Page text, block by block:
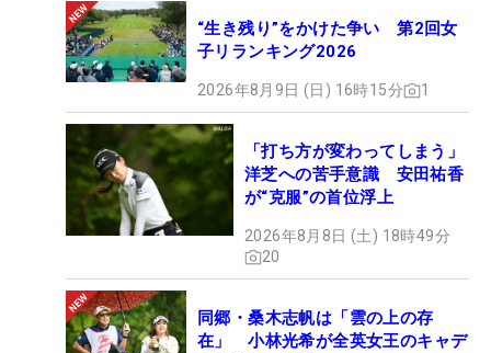
“生き残り”をかけた争い 第2回女
子リランキング2026
2026年8月9日 (日) 16時15分 1
「打ち方が変わってしまう」
洋芝への苦手意識 安田祐香
が“克服”の首位浮上
2026年8月8日 (土) 18時49分
20
同郷・桑木志帆は「雲の上の存
在」 小林光希が全英女王のキャデ